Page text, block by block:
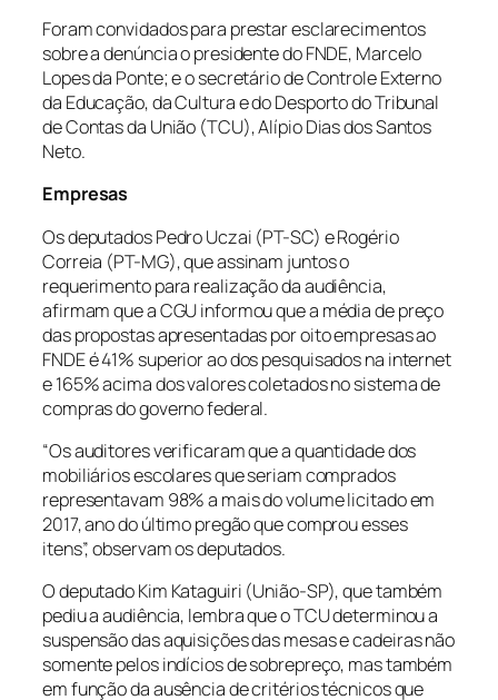
Foram convidados para prestar esclarecimentos
sobre a denúncia o presidente do FNDE, Marcelo
Lopes da Ponte; e o secretário de Controle Externo
da Educação, da Cultura e do Desporto do Tribunal
de Contas da União (TCU), Alípio Dias dos Santos
Neto.
Empresas
Os deputados Pedro Uczai (PT-SC) e Rogério
Correia (PT-MG), que assinam juntos o
requerimento para realização da audiência,
afirmam que a CGU informou que a média de preço
das propostas apresentadas por oito empresas ao
FNDE é 41% superior ao dos pesquisados na internet
e 165% acima dos valores coletados no sistema de
compras do governo federal.
“Os auditores verificaram que a quantidade dos
mobiliários escolares que seriam comprados
representavam 98% a mais do volume licitado em
2017, ano do último pregão que comprou esses
itens”, observam os deputados.
O deputado Kim Kataguiri (União-SP), que também
pediu a audiência, lembra que o TCU determinou a
suspensão das aquisições das mesas e cadeiras não
somente pelos indícios de sobrepreço, mas também
em função da ausência de critérios técnicos que